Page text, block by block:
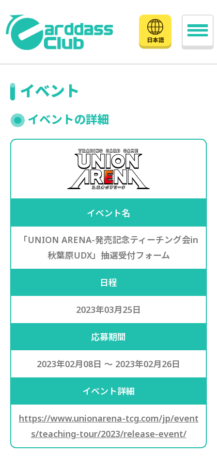
日本語
イベント
イベントの詳細
イベント名
「UNION ARENA-発売記念ティーチング会in
秋葉原UDX」抽選受付フォーム
日程
2023年03月25日
応募期間
2023年02月08日 ～ 2023年02月26日
イベント詳細
https://www.unionarena-tcg.com/jp/event
s/teaching-tour/2023/release-event/